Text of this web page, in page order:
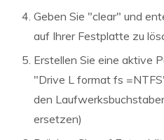
Geben Sie "clear" und
auf Ihrer Festplatte zu
Erstellen Sie eine aktive
"Drive L format fs
den
ersetzen)